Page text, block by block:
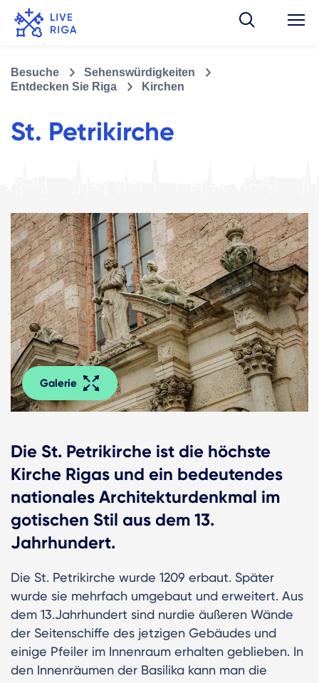
Besuche
Sehenswürdigkeiten
Entdecken Sie Riga
Kirchen
St. Petrikirche
Galerie
Die St. Petrikirche ist die höchste
Kirche Rigas und ein bedeutendes
nationales Architekturdenkmal im
gotischen Stil aus dem 13.
Jahrhundert.
Die St. Petrikirche wurde 1209 erbaut. Später
wurde sie mehrfach umgebaut und erweitert. Aus
dem 13.Jahrhundert sind nurdie äußeren Wände
der Seitenschiffe des jetzigen Gebäudes und
einige Pfeiler im Innenraum erhalten geblieben. In
den Innenräumen der Basilika kann man die